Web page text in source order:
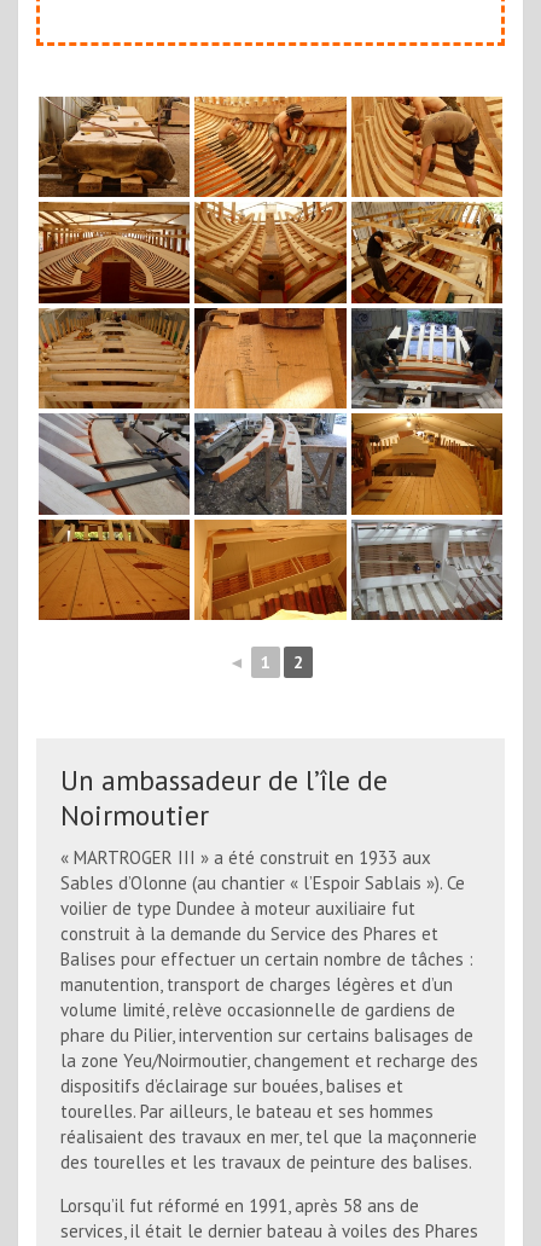
◄ 1 2
Un ambassadeur de l’île de
Noirmoutier
« MARTROGER III » a été construit en 1933 aux
Sables d’Olonne (au chantier « l’Espoir Sablais »). Ce
voilier de type Dundee à moteur auxiliaire fut
construit à la demande du Service des Phares et
Balises pour effectuer un certain nombre de tâches :
manutention, transport de charges légères et d’un
volume limité, relève occasionnelle de gardiens de
phare du Pilier, intervention sur certains balisages de
la zone Yeu/Noirmoutier, changement et recharge des
dispositifs d’éclairage sur bouées, balises et
tourelles. Par ailleurs, le bateau et ses hommes
réalisaient des travaux en mer, tel que la maçonnerie
des tourelles et les travaux de peinture des balises.
Lorsqu’il fut réformé en 1991, après 58 ans de
services, il était le dernier bateau à voiles des Phares